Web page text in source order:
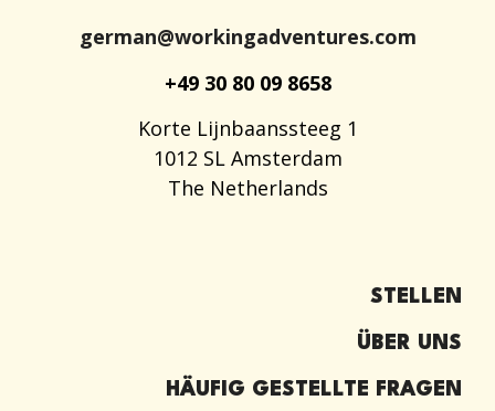
german@workingadventures.com
+49 30 80 09 8658
Korte Lijnbaanssteeg 1
1012 SL Amsterdam
The Netherlands
STELLEN
ÜBER UNS
HÄUFIG GESTELLTE FRAGEN